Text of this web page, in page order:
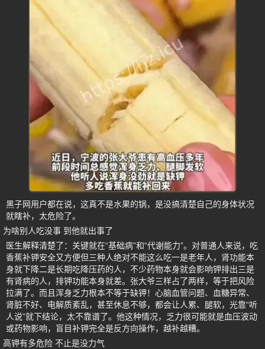
黑子网用户都在说，这真不是水果的锅，是没搞清楚自己的身体状况
就瞎补，太危险了。
为啥别人吃没事 到他就出事了
医生解释清楚了：关键就在“基础病”和“代谢能力”。对普通人来说，吃
香蕉补钾安全又方便但三种人绝对不能这么吃一是老年人，肾功能本
身就下降二是长期吃降压药的人，不少药物本身就会影响钾排出三是
有肾病的人，排钾功能本身就差。张大爷三样占了两样，等于把风险
拉满了。而且浑身乏力根本不等于缺钾！心脑血管问题、血糖异常、
肾脏不好、电解质紊乱，甚至休息不够，都会让人累、腿软，光靠“听
人说”就下结论，太不靠谱了。他这种情况，乏力很可能就是血压波动
或药物影响，盲目补钾完全是反方向操作，越补越糟。
高钾有多危险 不止是没力气